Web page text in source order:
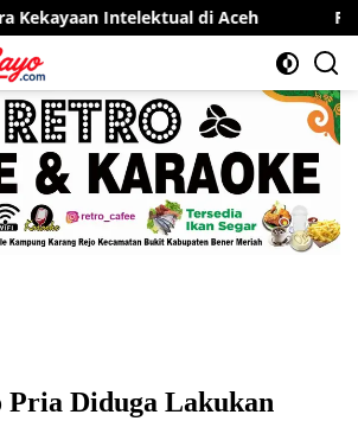
di Aceh RSUD Munyang
Pria Diduga Lakukan